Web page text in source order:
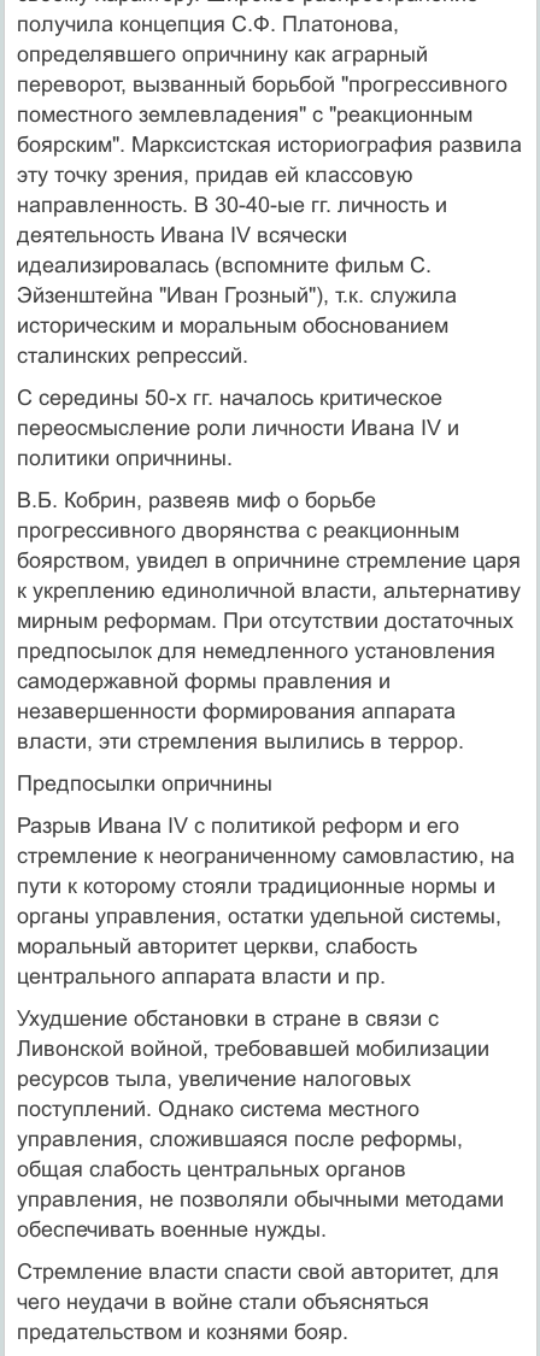
получила концепция С.Ф. Платонова,
определявшего опричнину как аграрный
переворот, вызванный борьбой "прогрессивного
поместного землевладения" с "реакционным
боярским". Марксистская историография развила
эту точку зрения, придав ей классовую
направленность. В 30-40-ые гг. личность и
деятельность Ивана IV всячески
идеализировалась (вспомните фильм С.
Эйзенштейна "Иван Грозный"), т.к. служила
историческим и моральным обоснованием
сталинских репрессий.
С середины 50-х гг. началось критическое
переосмысление роли личности Ивана IV и
политики опричнины.
В.Б. Кобрин, развеяв миф о борьбе
прогрессивного дворянства с реакционным
боярством, увидел в опричнине стремление царя
к укреплению единоличной власти, альтернативу
мирным реформам. При отсутствии достаточных
предпосылок для немедленного установления
самодержавной формы правления и
незавершенности формирования аппарата
власти, эти стремления вылились в террор.
Предпосылки опричнины
Разрыв Ивана IV с политикой реформ и его
стремление к неограниченному самовластию, на
пути к которому стояли традиционные нормы и
органы управления, остатки удельной системы,
моральный авторитет церкви, слабость
центрального аппарата власти и пр.
Ухудшение обстановки в стране в связи с
Ливонской войной, требовавшей мобилизации
ресурсов тыла, увеличение налоговых
поступлений. Однако система местного
управления, сложившаяся после реформы,
общая слабость центральных органов
управления, не позволяли обычными методами
обеспечивать военные нужды.
Стремление власти спасти свой авторитет, для
чего неудачи в войне стали объясняться
предательством и кознями бояр.